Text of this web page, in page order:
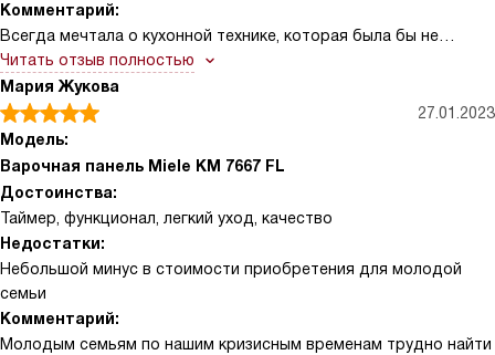
Комментарий:
Всегда мечтала о кухонной технике, которая была бы не
только красивой, но и удобной в использовании. И вот моя
мечта сбылась! Эта варочная панель превзошла все мои
ожидания. Черный цвет панели идеально сочетается с любым
интерьером, а гладкая стеклокерамическая поверхность легко
чистится от грязи и жира.
Сенсорные кнопки реагируют на малейшее прикосновение, а
возможность выбора степени мощности позволяет готовить
блюда на любой вкус. Функция поддержания тепла очень
удобна, когда гости опаздывают на ужин, а функция Stop&Go
позволяет приостановить процесс приготовления в любой
момент.
Читать отзыв полностью
Мария Жукова
27.01.2023
Модель:
Варочная панель Miele KM 7667 FL
Достоинства:
Таймер, функционал, легкий уход, качество
Недостатки:
Небольшой минус в стоимости приобретения для молодой
семьи
Комментарий:
Молодым семьям по нашим кризисным временам трудно найти